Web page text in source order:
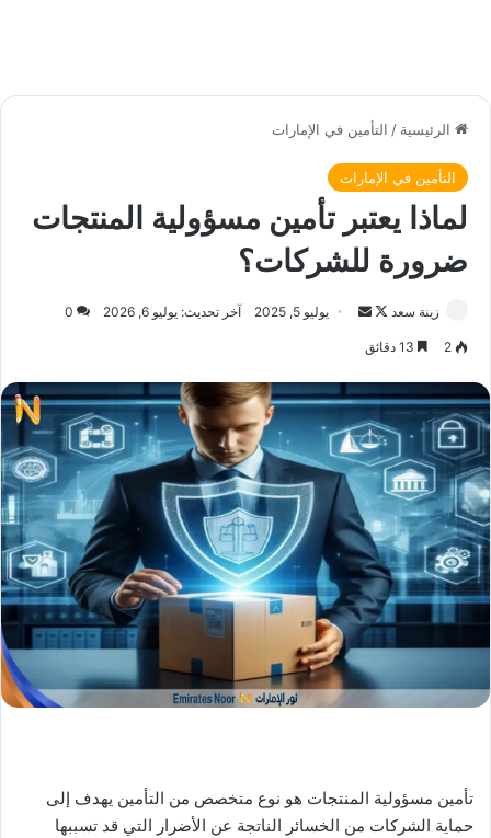
الرئيسية / التأمين في الإمارات
التأمين في الإمارات
لماذا يعتبر تأمين مسؤولية المنتجات
ضرورة للشركات؟
زينة سعد
ت
ع
ع
ل
ى
X
ل
ب
ر
ي
د
ا
إ
ل
ك
ت
ر
و
ن
يوليو 5, 2025 آخر تحديث: يوليو 6, 2026 0
2
تأمين مسؤولية المنتجات هو نوع متخصص من التأمين يهدف إلى
حماية الشركات من الخسائر الناتجة عن الأضرار التي قد تسببها